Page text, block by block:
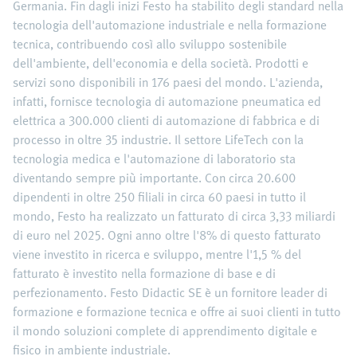
Germania. Fin dagli inizi Festo ha stabilito degli standard nella
tecnologia dell'automazione industriale e nella formazione
tecnica, contribuendo così allo sviluppo sostenibile
dell'ambiente, dell'economia e della società. Prodotti e
servizi sono disponibili in 176 paesi del mondo. L'azienda,
infatti, fornisce tecnologia di automazione pneumatica ed
elettrica a 300.000 clienti di automazione di fabbrica e di
processo in oltre 35 industrie. Il settore LifeTech con la
tecnologia medica e l'automazione di laboratorio sta
diventando sempre più importante. Con circa 20.600
dipendenti in oltre 250 filiali in circa 60 paesi in tutto il
mondo, Festo ha realizzato un fatturato di circa 3,33 miliardi
di euro nel 2025. Ogni anno oltre l'8% di questo fatturato
viene investito in ricerca e sviluppo, mentre l'1,5 % del
fatturato è investito nella formazione di base e di
perfezionamento. Festo Didactic SE è un fornitore leader di
formazione e formazione tecnica e offre ai suoi clienti in tutto
il mondo soluzioni complete di apprendimento digitale e
fisico in ambiente industriale.